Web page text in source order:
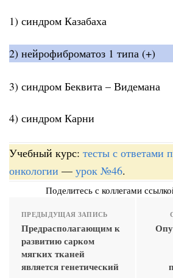
1) синдром Казабаха
2) нейрофиброматоз 1 типа (+)
3) синдром Беквита – Видемана
4) синдром Карни
Учебный курс: тесты с ответами
онкологии — урок №46.
Поделитесь с коллегами
ПРЕДЫДУЩАЯ ЗАПИСЬ
Предрасполагающим к
развитию сарком
мягких тканей
является генетический